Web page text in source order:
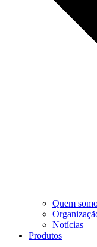
Quem
Notícias
Produtos